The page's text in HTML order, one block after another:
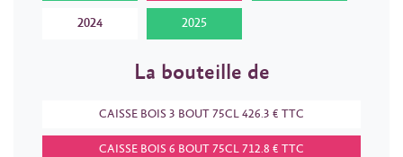
2024 2025
La bouteille de
CAISSE BOIS 3 BOUT 75CL 426.3 € TTC
CAISSE BOIS 6 BOUT 75CL 712.8 € TTC